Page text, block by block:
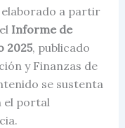
a partir
Informe de
2025, publicado
y Finanzas de
se sustenta
el portal